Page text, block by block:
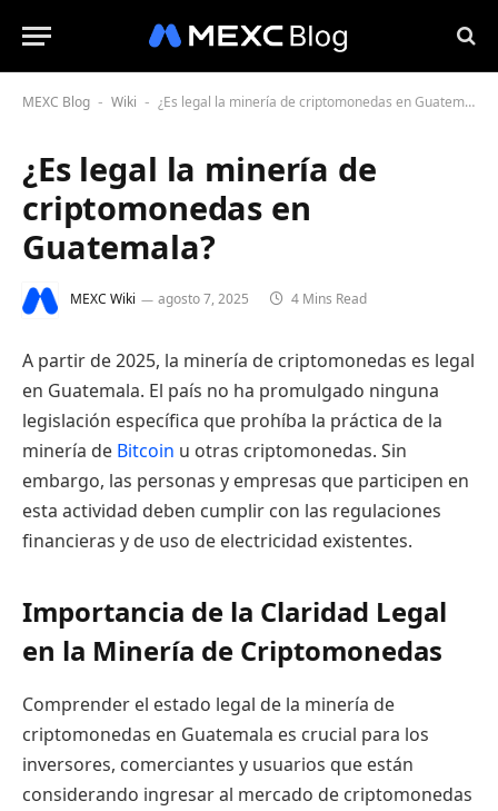
MEXC Blog - Wiki - ¿Es legal la minería de criptomonedas en Guatemala?
¿Es legal la minería de
criptomonedas en
Guatemala?
MEXC Wiki agosto 7, 2025 4 Mins Read
A partir de 2025, la minería de criptomonedas es legal
en Guatemala. El país no ha promulgado ninguna
legislación específica que prohíba la práctica de la
minería de Bitcoin u otras criptomonedas. Sin
embargo, las personas y empresas que participen en
esta actividad deben cumplir con las regulaciones
financieras y de uso de electricidad existentes.
Importancia de la Claridad Legal
en la Minería de Criptomonedas
Comprender el estado legal de la minería de
criptomonedas en Guatemala es crucial para los
inversores, comerciantes y usuarios que están
considerando ingresar al mercado de criptomonedas